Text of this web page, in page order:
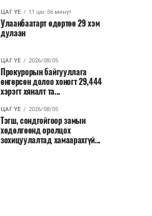
ЦАГ ҮЕ 11 цаг 56 минут
Улаанбаатарт өдөртөө 29 хэм
дулаан
ЦАГ ҮЕ 2026/08/05
Прокурорын байгууллага
өнгөрсөн долоо хоногт 29,444
хэрэгт хяналт та...
ЦАГ ҮЕ 2026/08/05
Тэгш, сондгойгоор замын
хөдөлгөөнд оролцох
зохицуулалтад хамаарахгүй...